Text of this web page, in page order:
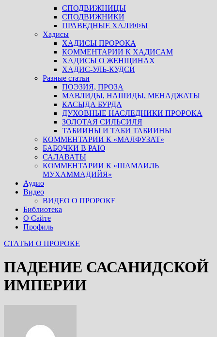
СПОДВИЖНИЦЫ
СПОДВИЖНИКИ
ПРАВЕДНЫЕ ХАЛИФЫ
Хадисы
ХАДИСЫ ПРОРОКА
КОММЕНТАРИИ К ХАДИСАМ
ХАДИСЫ О ЖЕНЩИНАХ
ХАДИС-УЛЬ-КУДСИ
Разные статьи
ПОЭЗИЯ, ПРОЗА
МАВЛИДЫ, НАШИДЫ, МЕНАДЖАТЫ
КАСЫДА БУРДА
ДУХОВНЫЕ НАСЛЕДНИКИ ПРОРОКА
ЗОЛОТАЯ СИЛЬСИЛЯ
ТАБИИНЫ И ТАБИ ТАБИИНЫ
КОММЕНТАРИИ К «МАЛФУЗАТ»
БАБОЧКИ В РАЮ
САЛАВАТЫ
КОММЕНТАРИИ К «ШАМАИЛЬ
МУХАММАДИЙЯ»
Аудио
Видео
ВИДЕО О ПРОРОКЕ
Библиотека
О Сайте
Профиль
СТАТЬИ О ПРОРОКЕ
ПАДЕНИЕ САСАНИДСКОЙ
ИМПЕРИИ